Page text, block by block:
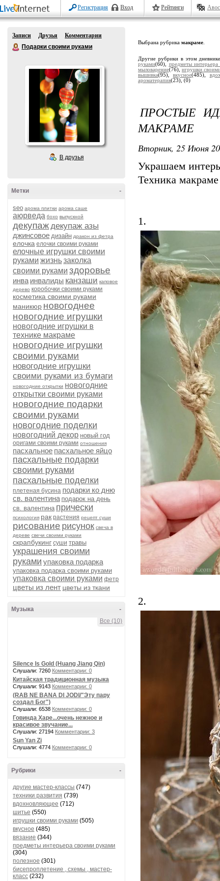
Регистрация Вход Рейтинги
Записи Друзья
Комментарии
Подарки своими руками
В друзья
-
Метки
seo арома плитки арома саше
аюрведа бохо выпускной
декупаждекупаж азы
джинсовое дизайн дракон из фетра
елочка елочки своими руками
елочные игрушки своими
руками жизньзаколка
своими руками здоровье
инва инвалиды канзаши каповое
дерево коробочки своими руками
косметика своими руками
маникюр новогоднее
новогодние игрушки
новогодние игрушки в
технике макраме
новогодние игрушки
своими руками
новогодние игрушки
своими руками из бумаги
новогодние открытки новогодние
открытки своими руками
новогодние подарки
своими руками
новогодние поделки
новогодний декор новый год
оригами своими руками отношения
пасхальное пасхальное яйцо
пасхальные подарки
своими руками
пасхальные поделки
плетеная бусина подарки ко дню
св. валентина подарок на день
св. валентина прически
психология рак растения рецепт суши
рисование рисунок свеча в
дереве свечи своими руками
скрапбукинг суши травы
украшения своими
руками упаковка подарка
упаковка подарка своими руками
упаковка своими руками фетр
цветы из лент цветы из ткани
-
Музыка
Все (10)
Silence Is Gold (Huang Jiang Qin)
Слушали: 7260 Комментарии: 0
Китайская традиционная музыка
Слушали: 9143 Комментарии: 0
(RAB NE BANA DI JODI/"Эту пару
создал Бог")
Слушали: 6538 Комментарии: 0
Говинда Харе...очень нежное и
красивое звучание...
Слушали: 27194 Комментарии: 3
Sun Yan Zi
Слушали: 4774 Комментарии: 0
-
Рубрики
другие мастер-классы (747)
техники развития (739)
вдохновляющее (712)
шитье (550)
игрушки своими руками (505)
вкусное (485)
вязание (344)
предметы интерьера своими руками
(304)
полезное (301)
бисепроплетение , схемы , мастер-
класс (232)
Выбрана рубрика макраме
Другие рубрики в этом
руками(60), предметы
мыловарение(76),игрушки
вышивка(95),вкусное(485),
ароматерапия(23), (0)
ПРОСТЫЕ
МАКРАМЕ
Вторник, 25 Июня
Украшаем
Техника
1.
2.